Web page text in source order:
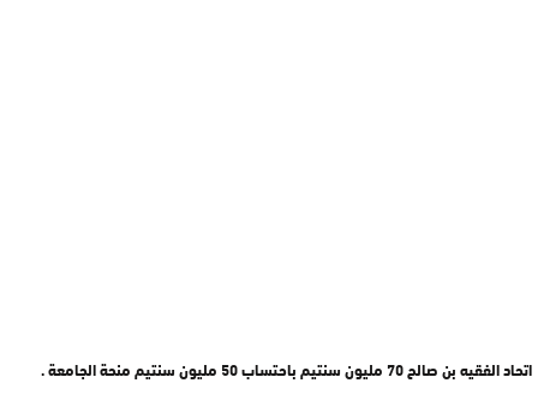
اتحاد الفقيه بن صالح 70 مليون سنتيم باحتساب 50 مليون سنتيم منحة الجامعة .